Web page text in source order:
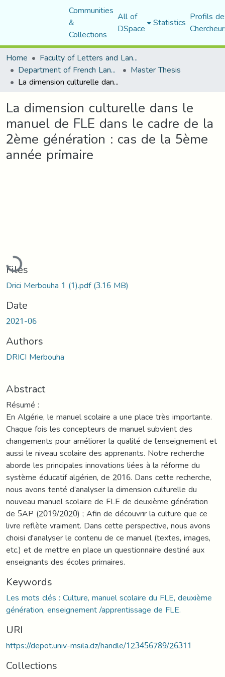
Communities
&
Collections
All of
DSpace Statistics Profils
Home
Faculty of Letters and Languages
Department of French Language and Literature Master Thesis
La dimension culturelle dans le manuel de FLE dans le cadre de la 2ème génération : cas de la 5ème année primaire
La dimension culturelle dans le
manuel de FLE dans le cadre de la
2ème génération : cas de la 5ème
année primaire
Loading...
Files
Drici Merbouha 1 (1).pdf(3.16 MB)
Date
2021-06
Authors
DRICI Merbouha
Abstract
Résumé :
En Algérie, le manuel scolaire a une place très importante.
Chaque fois les concepteurs de manuel subvient des
changements pour améliorer la qualité de l’enseignement et
aussi le niveau scolaire des apprenants. Notre recherche
aborde les principales innovations liées à la réforme du
système éducatif algérien, de 2016. Dans cette recherche,
nous avons tenté d’analyser la dimension culturelle du
nouveau manuel scolaire de FLE de deuxième génération
de 5AP (2019/2020) ; Afin de découvrir la culture que ce
livre reflète vraiment. Dans cette perspective, nous avons
choisi d'analyser le contenu de ce manuel (textes, images,
etc.) et de mettre en place un questionnaire destiné aux
enseignants des écoles primaires.
Keywords
Les mots clés : Culture, manuel scolaire du FLE, deuxième
génération, enseignement /apprentissage de FLE.
URI
https://depot.univ-msila.dz/handle/123456789/26311
Collections